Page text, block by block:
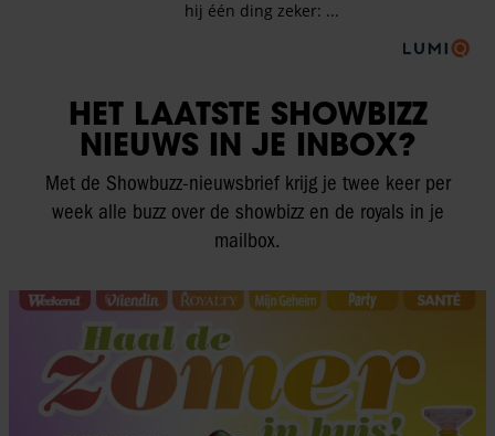
HET LAATSTE SHOWBIZZ
NIEUWS IN JE INBOX?
Met de Showbuzz-nieuwsbrief krijg je twee keer per
week alle buzz over de showbizz en de royals in je
mailbox.